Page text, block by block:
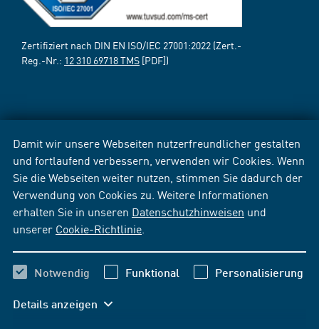
Damit wir unsere Webseiten nutzerfreundlicher gestalten
und fortlaufend verbessern, verwenden wir Cookies. Wenn
Sie die Webseiten weiter nutzen, stimmen Sie dadurch der
Verwendung von Cookies zu. Weitere Informationen
erhalten Sie in unseren Datenschutzhinweisen und
unserer Cookie-Richtlinie
Notwendig Funktional Personalisierung
Details anzeigen
Zertifiziert nach DIN EN ISO/IEC 27001:2022 (Zert.-
Reg.-Nr.: 12 310 69718 TMS [PDF])